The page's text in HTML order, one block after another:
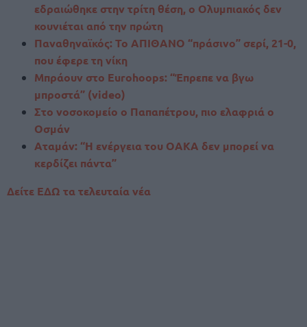
εδραιώθηκε στην τρίτη θέση, ο Ολυμπιακός δεν
κουνιέται από την πρώτη
Παναθηναϊκός: Το ΑΠΙΘΑΝΟ “πράσινο” σερί, 21-0,
που έφερε τη νίκη
Μπράουν στο Eurohoops: “Έπρεπε να βγω
μπροστά” (video)
Στο νοσοκομείο ο Παπαπέτρου, πιο ελαφριά ο
Οσμάν
Αταμάν: “Η ενέργεια του ΟΑΚΑ δεν μπορεί να
κερδίζει πάντα”
Δείτε ΕΔΩ τα τελευταία νέα